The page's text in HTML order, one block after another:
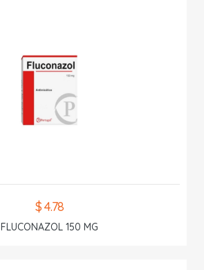
$ 4.78
FLUCONAZOL 150 MG